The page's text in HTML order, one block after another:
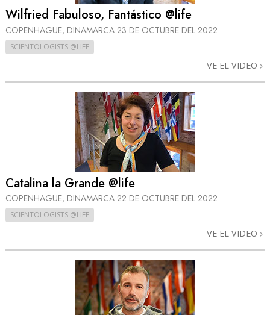
Wilfried Fabuloso, Fantástico @life
COPENHAGUE, DINAMARCA 23 DE OCTUBRE DEL 2022
SCIENTOLOGISTS @LIFE
VE EL VIDEO
Catalina la Grande @life
COPENHAGUE, DINAMARCA 22 DE OCTUBRE DEL 2022
SCIENTOLOGISTS @LIFE
VE EL VIDEO